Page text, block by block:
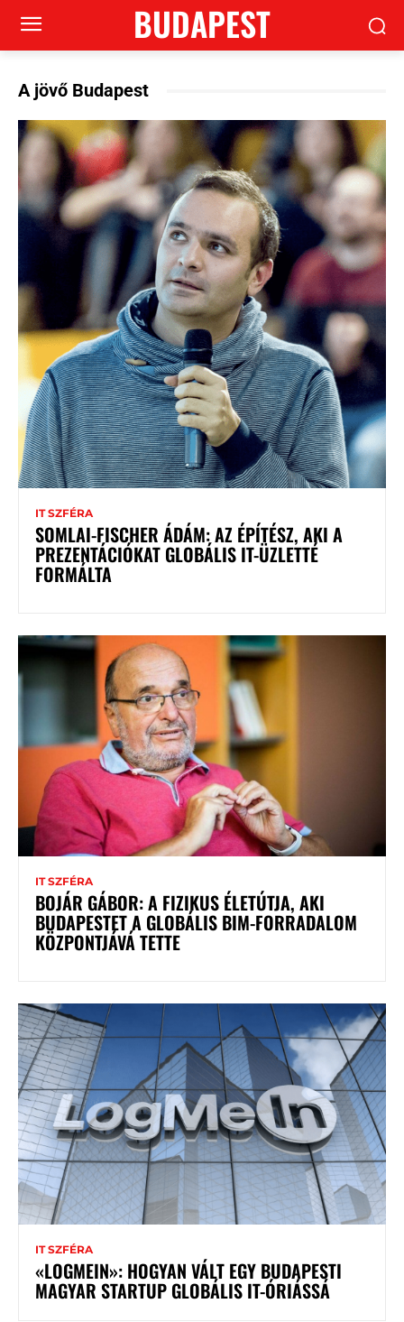
BUDAPEST
A jövő Budapest
IT SZFÉRA
SOMLAI-FISCHER ÁDÁM: AZ ÉPÍTÉSZ, AKI A
PREZENTÁCIÓKAT GLOBÁLIS IT-ÜZLETTÉ
FORMÁLTA
IT SZFÉRA
BOJÁR GÁBOR: A FIZIKUS ÉLETÚTJA, AKI
BUDAPESTET A GLOBÁLIS BIM-FORRADALOM
KÖZPONTJÁVÁ TETTE
IT SZFÉRA
«LOGMEIN»: HOGYAN VÁLT EGY BUDAPESTI
MAGYAR STARTUP GLOBÁLIS IT-ÓRIÁSSÁ